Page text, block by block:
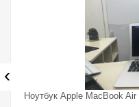
Ноутбук Apple MacBook
‹